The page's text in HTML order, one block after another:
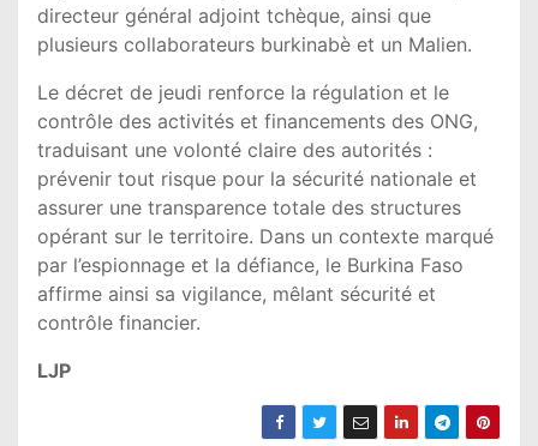
directeur général adjoint tchèque, ainsi que
plusieurs collaborateurs burkinabè et un Malien.
Le décret de jeudi renforce la régulation et le
contrôle des activités et financements des ONG,
traduisant une volonté claire des autorités :
prévenir tout risque pour la sécurité nationale et
assurer une transparence totale des structures
opérant sur le territoire. Dans un contexte marqué
par l’espionnage et la défiance, le Burkina Faso
affirme ainsi sa vigilance, mêlant sécurité et
contrôle financier.
LJP